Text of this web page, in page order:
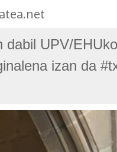
dabil UPV/
izan da